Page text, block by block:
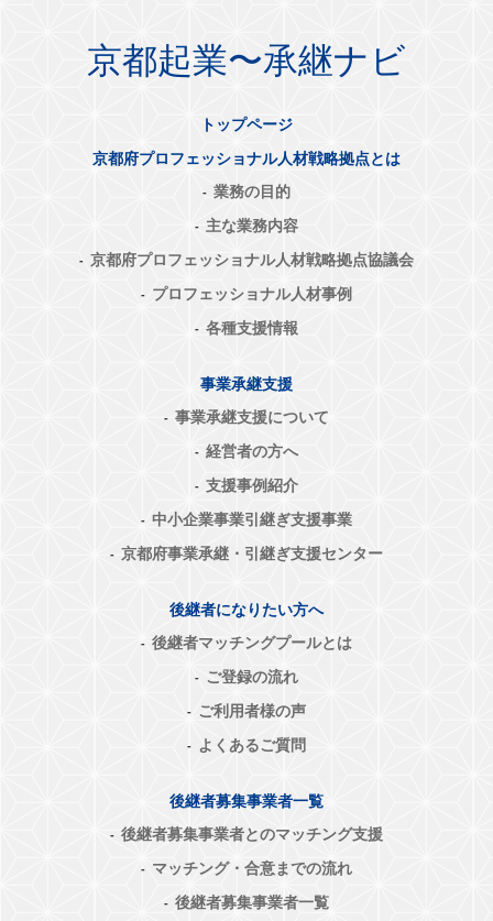
京都起業〜承継ナビ
トップページ
京都府プロフェッショナル人材戦略拠点とは
業務の目的
主な業務内容
京都府プロフェッショナル人材戦略拠点協議会
プロフェッショナル人材事例
各種支援情報
事業承継支援
事業承継支援について
経営者の方へ
支援事例紹介
中小企業事業引継ぎ支援事業
京都府事業承継・引継ぎ支援センター
後継者になりたい方へ
後継者マッチングプールとは
ご登録の流れ
ご利用者様の声
よくあるご質問
後継者募集事業者一覧
後継者募集事業者とのマッチング支援
マッチング・合意までの流れ
後継者募集事業者一覧